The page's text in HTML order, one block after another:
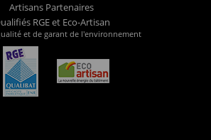
Artisans Partenaires
RGE et Eco-Artisan
et de garant de l'environnement